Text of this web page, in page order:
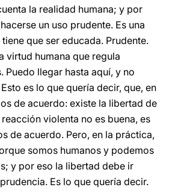
la realidad humana; y por
un uso prudente. Es una
que ser educada. Prudente.
virtud humana que regula
Puedo llegar hasta aquí, y no
es lo que quería decir, que, en
de acuerdo: existe la libertad de
violenta no es buena, es
de acuerdo. Pero, en la práctica,
somos humanos y podemos
y por eso la libertad debe ir
Es lo que quería decir.